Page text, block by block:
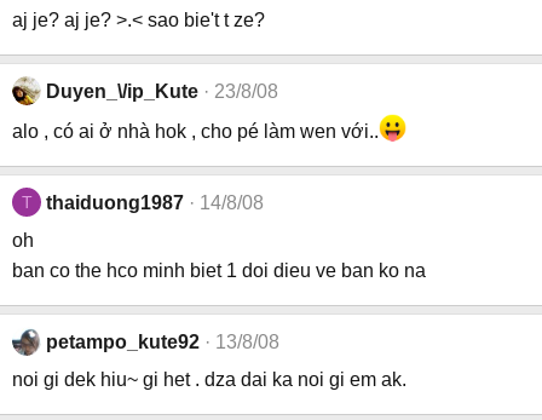
aj je? aj je? >.< sao bie't t ze?
Duyen_\/ip_Kute
23/8/08
alo , có ai ở nhà hok , cho pé làm wen với..
T thaiduong1987
14/8/08
oh
ban co the hco minh biet 1 doi dieu ve ban ko na
petampo_kute92
13/8/08
noi gi dek hiu~ gi het . dza dai ka noi gi em ak.